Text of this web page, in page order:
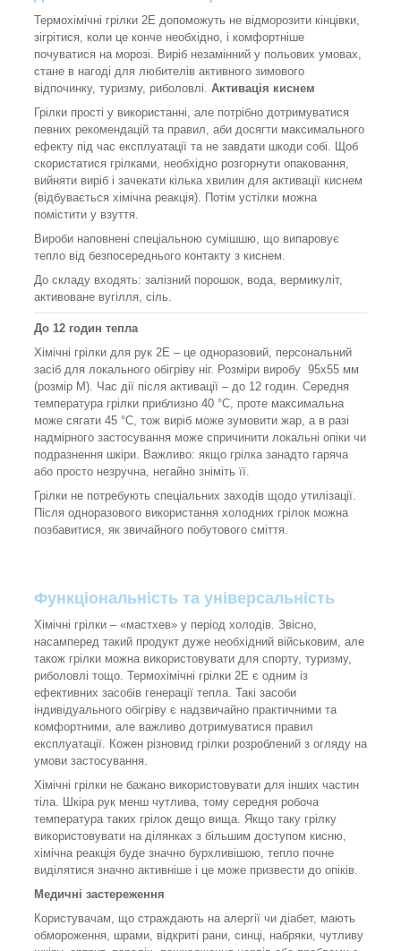
Термохімічні грілки 2E допоможуть не відморозити кінцівки,
зігрітися, коли це конче необхідно, і комфортніше
почуватися на морозі. Виріб незамінний у польових умовах,
стане в нагоді для любителів активного зимового
відпочинку, туризму, риболовлі. Активація киснем
Грілки прості у використанні, але потрібно дотримуватися
певних рекомендацій та правил, аби досягти максимального
ефекту під час експлуатації та не завдати шкоди собі. Щоб
скористатися грілками, необхідно розгорнути опаковання,
вийняти виріб і зачекати кілька хвилин для активації киснем
(відбувається хімічна реакція). Потім устілки можна
помістити у взуття.
Вироби наповнені спеціальною сумішшю, що випаровує
тепло від безпосереднього контакту з киснем.
До складу входять: залізний порошок, вода, вермикуліт,
активоване вугілля, сіль.
До 12 годин тепла
Хімічні грілки для рук 2E – це одноразовий, персональний
засіб для локального обігріву ніг. Розміри виробу 95х55 мм
(розмір M). Час дії після активації – до 12 годин. Середня
температура грілки приблизно 40 °C, проте максимальна
може сягати 45 °C, тож виріб може зумовити жар, а в разі
надмірного застосування може спричинити локальні опіки чи
подразнення шкіри. Важливо: якщо грілка занадто гаряча
або просто незручна, негайно зніміть її.
Грілки не потребують спеціальних заходів щодо утилізації.
Після одноразового використання холодних грілок можна
позбавитися, як звичайного побутового сміття.
Функціональність та універсальність
Хімічні грілки – «мастхев» у період холодів. Звісно,
насамперед такий продукт дуже необхідний військовим, але
також грілки можна використовувати для спорту, туризму,
риболовлі тощо. Термохімічні грілки 2E є одним із
ефективних засобів генерації тепла. Такі засоби
індивідуального обігріву є надзвичайно практичними та
комфортними, але важливо дотримуватися правил
експлуатації. Кожен різновид грілки розроблений з огляду на
умови застосування.
Хімічні грілки не бажано використовувати для інших частин
тіла. Шкіра рук менш чутлива, тому середня робоча
температура таких грілок дещо вища. Якщо таку грілку
використовувати на ділянках з більшим доступом кисню,
хімічна реакція буде значно бурхливішою, тепло почне
виділятися значно активніше і це може призвести до опіків.
Медичні застереження
Користувачам, що страждають на алергії чи діабет, мають
обмороження, шрами, відкриті рани, синці, набряки, чутливу